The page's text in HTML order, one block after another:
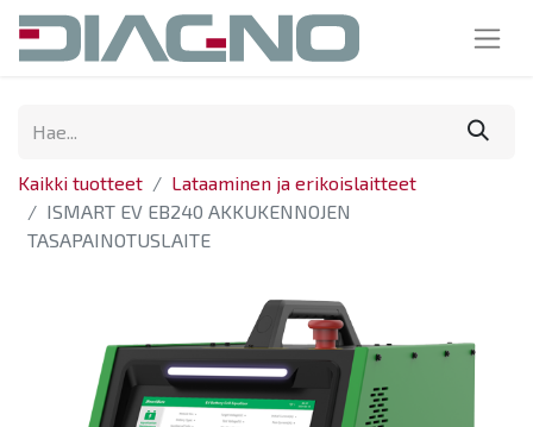
Kaikki tuotteet
Lataaminen ja erikoislaitteet
ISMART EV EB240 AKKUKENNOJEN
TASAPAINOTUSLAITE